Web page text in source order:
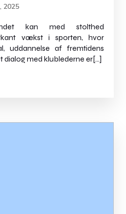
2025
kan med stolthed
vækst i sporten, hvor
uddannelse af fremtidens
med klublederne er[…]